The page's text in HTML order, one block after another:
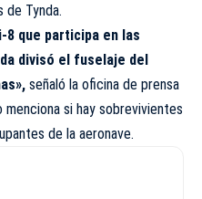
de Tynda.
8 que participa en las
divisó el fuselaje del
señaló la oficina de prensa
si hay sobrevivientes
de la aeronave.